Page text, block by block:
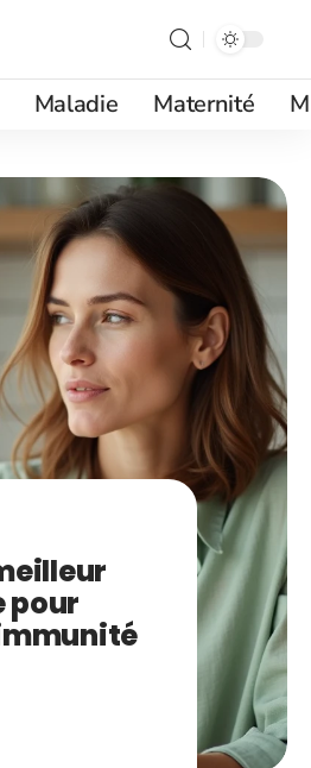
Maladie Maternité
pour